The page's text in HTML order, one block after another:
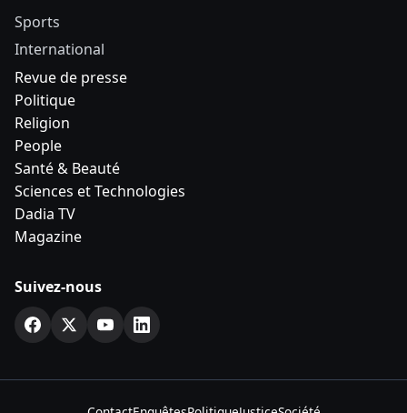
Sports
International
Revue de presse
Politique
Religion
People
Santé & Beauté
Sciences et Technologies
Dadia TV
Magazine
Suivez-nous